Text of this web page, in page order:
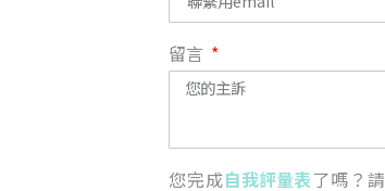
留言
您完成自我評量表了嗎？